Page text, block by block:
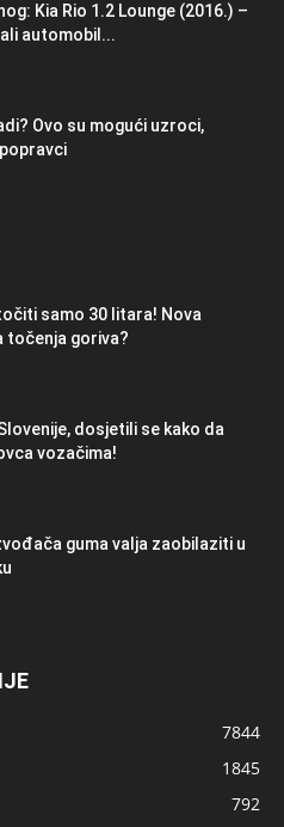
Kia Rio 1.2 Lounge (2016.) –
automobil...
Ovo su mogući uzroci,
samo 30 litara! Nova
točenja goriva?
dosjetili se kako da
vozačima!
guma valja zaobilaziti u
7844
1845
792